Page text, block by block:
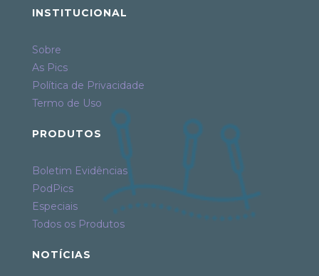
INSTITUCIONAL
Sobre
As Pics
Política de Privacidade
Termo de Uso
PRODUTOS
Boletim Evidências
PodPics
Especiais
Todos os Produtos
NOTÍCIAS